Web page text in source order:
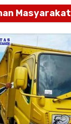
Masyarakat